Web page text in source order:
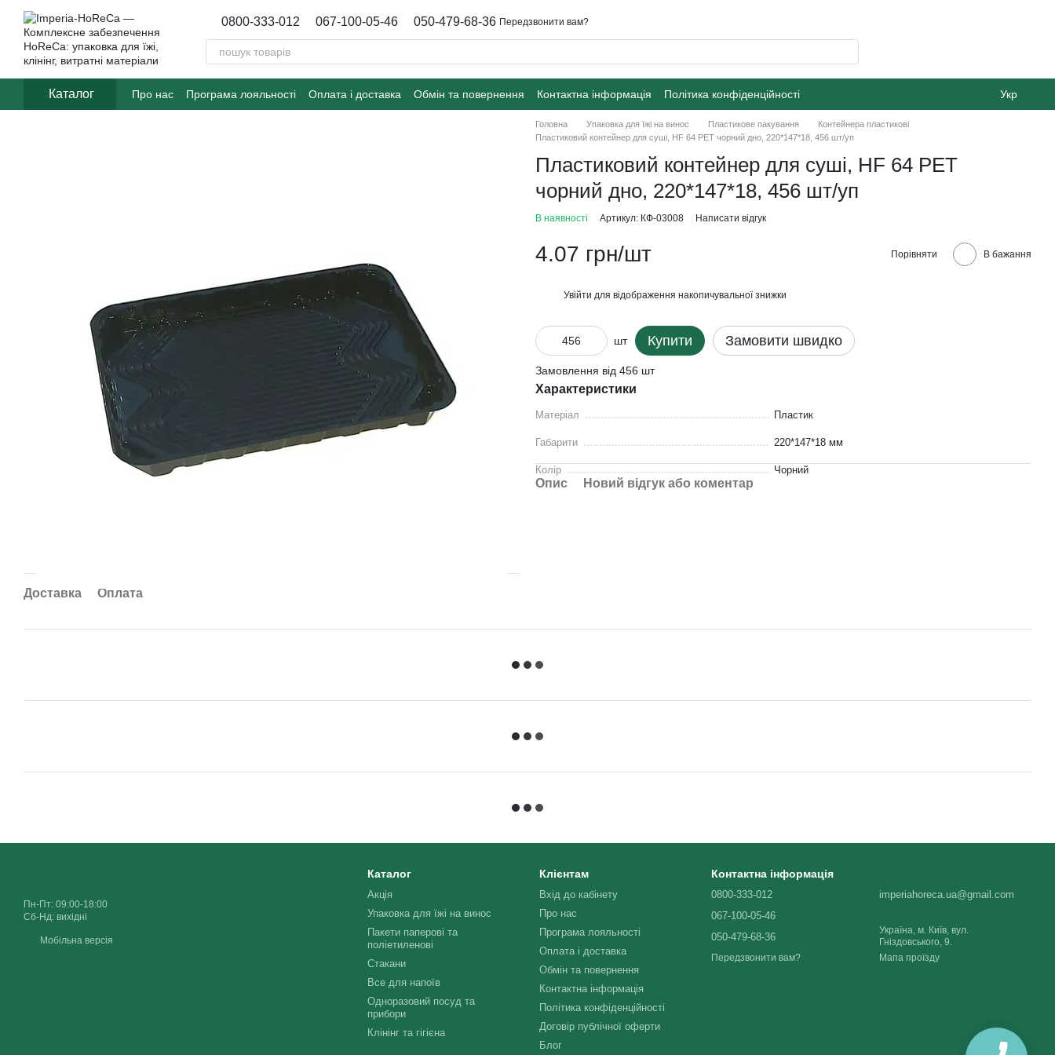
Перейти до основного контенту
0800-333-012 067-100-05-46 050-479-68-36 Передзвонити вам?
Каталог Про нас Програма лояльності Оплата і доставка Обмін та повернення Контактна інформація
Політика конфіденційності
Договір публічної оферти
Блог
Укр
Доставка Оплата
Головна Упаковка для їжі на винос Пластикове пакування
Контейнера пластикові
Пластиковий контейнер для суші, HF 64 PET чорний дно, 220*147*18, 456 шт/уп
Пластиковий контейнер для суші, HF 64 PET
чорний дно, 220*147*18, 456 шт/уп
В наявності Артикул: КФ-03008 Написати відгук
4.07 грн/шт Порівняти В бажання
Увійти для відображення накопичувальної знижки
шт Купити Замовити швидко
Замовлення від 456 шт
Характеристики
Матеріал Пластик
Габарити 220*147*18 мм
Колір Чорний
Опис Новий відгук або коментар
Пн-Пт: 09:00-18:00
Сб-Нд: вихідні
Мобільна версія
Каталог
Акція
Упаковка для їжі на винос
Пакети паперові та
поліетиленові
Стакани
Все для напоїв
Одноразовий посуд та
прибори
Клінінг та гігієна
Клієнтам
Вхід до кабінету
Про нас
Програма лояльності
Оплата і доставка
Обмін та повернення
Контактна інформація
Політика конфіденційності
Договір публічної оферти
Блог
Контактна інформація
0800-333-012
067-100-05-46
050-479-68-36
Передзвонити вам?
imperiahoreca.ua@gmail.com
Україна, м. Київ, вул.
Гніздовського, 9.
Мапа проїзду